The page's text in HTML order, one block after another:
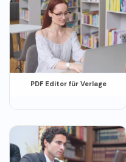
PDF Editor für Verlage